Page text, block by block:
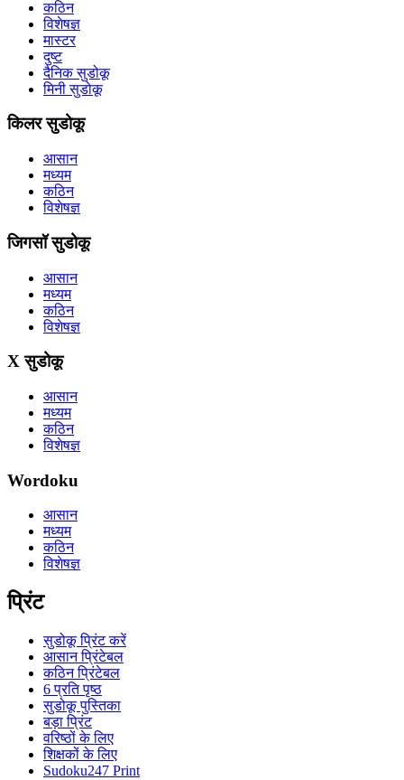
कठिन
विशेषज्ञ
मास्टर
दुष्ट
दैनिक सुडोकू
मिनी सुडोकू
किलर सुडोकू
आसान
मध्यम
कठिन
विशेषज्ञ
जिगसॉ सुडोकू
आसान
मध्यम
कठिन
विशेषज्ञ
X सुडोकू
आसान
मध्यम
कठिन
विशेषज्ञ
Wordoku
आसान
मध्यम
कठिन
विशेषज्ञ
प्रिंट
सुडोकू प्रिंट करें
आसान प्रिंटेबल
कठिन प्रिंटेबल
6 प्रति पृष्ठ
सुडोकू पुस्तिका
बड़ा प्रिंट
वरिष्ठों के लिए
शिक्षकों के लिए
Sudoku247 Print